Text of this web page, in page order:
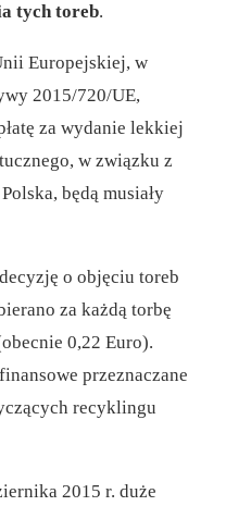
tych toreb.
Europejskiej, w
2015/720/UE,
za wydanie lekkiej
w związku z
będą musiały
o objęciu toreb
za każdą torbę
0,22 Euro).
przeznaczane
recyklingu
2015 r. duże